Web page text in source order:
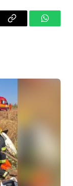
Copy